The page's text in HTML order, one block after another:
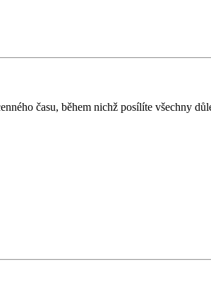
času, během nichž posílíte všechny